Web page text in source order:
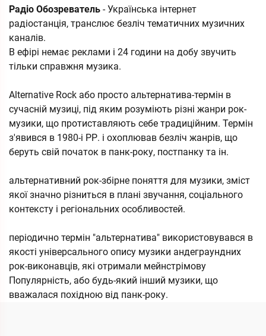
Радіо Обозреватель - Українська інтернет
радіостанція, транслює безліч тематичних музичних
каналів.
В ефірі немає реклами і 24 години на добу звучить
тільки справжня музика.
Alternative Rock або просто альтернатива-термін в
сучасній музиці, під яким розуміють різні жанри рок-
музики, що протиставляють себе традиційним. Термін
з'явився в 1980-і РР. і охоплював безліч жанрів, що
беруть свій початок в панк-року, постпанку та ін.
альтернативний рок-збірне поняття для музики, зміст
якої значно різниться в плані звучання, соціального
контексту і регіональних особливостей.
періодично термін "альтернатива" використовувався в
якості універсального опису музики андеграундних
рок-виконавців, які отримали мейнстрімову
Популярність, або будь-який інший музики, що
вважалася похідною від панк-року.